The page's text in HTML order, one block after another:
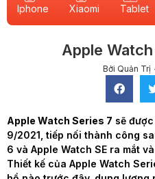
Iphone Xiaomi Tablet
Apple
Bởi Quản Trị
Apple Watch Series 7 sẽ
9/2021, tiếp nối thành công
6 và Apple Watch SE ra mắt
Thiết kế của Apple Watch